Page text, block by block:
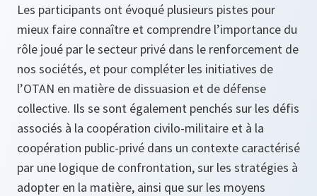
Les participants ont évoqué plusieurs pistes pour
mieux faire connaître et comprendre l’importance du
rôle joué par le secteur privé dans le renforcement de
nos sociétés, et pour compléter les initiatives de
l’OTAN en matière de dissuasion et de défense
collective. Ils se sont également penchés sur les défis
associés à la coopération civilo-militaire et à la
coopération public-privé dans un contexte caractérisé
par une logique de confrontation, sur les stratégies à
adopter en la matière, ainsi que sur les moyens